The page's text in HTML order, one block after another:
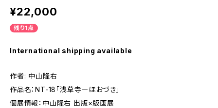
¥22,000
残り1点
International shipping available
作者: 中山隆右
作品名：NT-18「浅草寺―ほおづき」
個展情報：中山隆右 出版×版画展